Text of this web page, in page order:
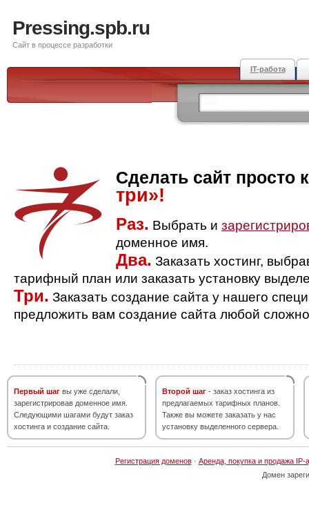
Pressing.spb.ru
Сайт в процессе разработки
IT-работа
Сделать сайт просто
три»!
Раз. Выбрать и
доменное имя.
Два. Заказать хостинг,
тарифный план или заказать установку
Три. Заказать создание сайта у нашего
предложить вам создание сайта любой
Первый шаг вы уже сделали,
зарегистрировав доменное имя.
Следующими шагами будут заказ
хостинга и создание сайта.
Второй шаг - заказ хостинга из
предлагаемых тарифных планов.
Также вы можете заказать у нас
установку выделенного сервера.
Регистрация доменов· Аренда, покупка и продажа IP-
Домен